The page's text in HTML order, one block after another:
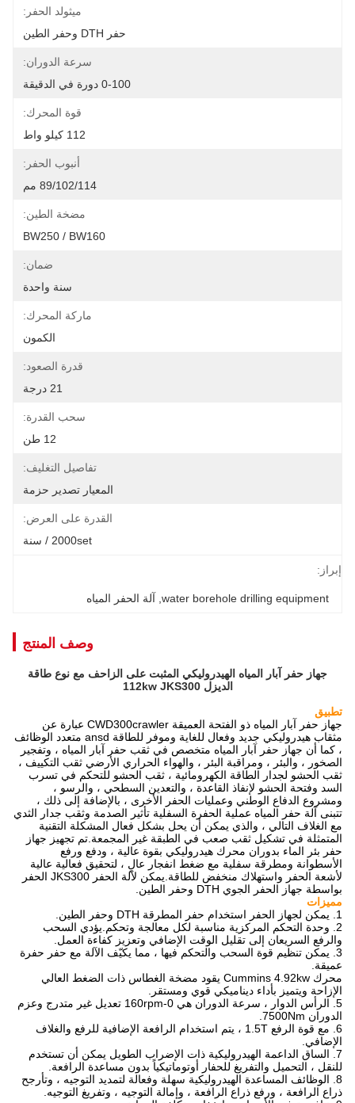
ميثولد الحفر:
حفر DTH وحفر الطين
سرعة الدوران:
0-100 دورة في الدقيقة
قوة المحرك:
112 كيلو واط
أنبوب الحفر:
89/102/114 مم
مضخة الطين:
BW250 / BW160
ضمان:
سنة واحدة
ماركة المحرك:
الكمون
قدرة الصعود:
21 درجة
سحب القدرة:
12 طن
تفاصيل التغليف:
المعيار تصدير حزمة
القدرة على العرض:
2000set / سنة
إبراز:
water borehole drilling equipment
, آلة الحفر المياه
وصف المنتج
جهاز حفر آبار المياه الهيدروليكي المثبت على الزاحف مع نوع طاقة
الديزل 112kw JKS300
تطبيق
جهاز حفر آبار المياه ذو الفتحة العميقة CWD300crawler عبارة عن
مثقاب هيدروليكي جديد وفعال للغاية وموفر للطاقة ansd متعدد الوظائف
، كما أن جهاز حفر آبار المياه متخصص في ثقب حفر آبار المياه ، وتفجير
الصخور ، والبئر ، ومراقبة البئر ، والهواء الحراري الأرضي ثقب التكييف ،
ثقب الحشو لجدار الطاقة الكهرومائية ، ثقب الحشو للتحكم في تسرب
السد وفتحة الحشو لإنفاذ القاعدة ، والتعدين السطحي ، والرسو ،
ومشروع الدفاع الوطني وعمليات الحفر الأخرى ، بالإضافة إلى ذلك ،
تتبنى آلة حفر المياه عملية الحفرة السفلية تأثير الصدمة وثقب جدار الثدي
مع الغلاف التالي ، والذي يمكن أن يحل بشكل فعال المشكلة التقنية
المتمثلة في تشكيل ثقب صعب في الطبقة غير المجمعة.تم تجهيز جهاز
حفر بئر الماء بدوران محرك هيدروليكي بقوة عالية ، ودفع ورفع
الأسطوانة ومطرقة سفلية مع ضغط انفجار عالٍ ، لتحقيق فعالية عالية
لأشعة الحفر واستهلاك منخفض للطاقة.يمكن لآلة الحفر JKS300 الحفر
بواسطة جهاز الحفر الجوي DTH وحفر الطين.
مميزات
2. وحدة التحكم المركزية مناسبة لكل معالجة وتحكم.يؤدي السحب
والرفع السريعان إلى تقليل الوقت الإضافي وتعزيز كفاءة العمل.
3. يمكن تنظيم قوة السحب والتحكم فيها ، مما يكيّف الآلة مع حفر حفرة
عميقة.
محرك Cummins 4.92kw يقود مضخة الغطاس ذات الضغط العالي
الإزاحة ويتميز بأداء ديناميكي قوي ومستقر.
5. الرأس الدوار ، سرعة الدوران هي 0-160rpm تعديل غير متدرج وعزم
الدوران 7500Nm.
6. مع قوة الرفع 1.5T ، يتم استخدام الرافعة الإضافية للرفع والغلاف
الإضافي.
7. الساق الداعمة الهيدروليكية ذات الإضراب الطويل يمكن أن تستخدم
للنقل ، التحميل والتفريغ للحفار أوتوماتيكياً بدون مساعدة الرافعة.
8. الوظائف المساعدة الهيدروليكية سهلة وفعالة لتمديد التوجيه ، وتأرجح
ذراع الرافعة ، ورفع ذراع الرافعة ، وإمالة التوجيه ، وتفريغ التوجيه.